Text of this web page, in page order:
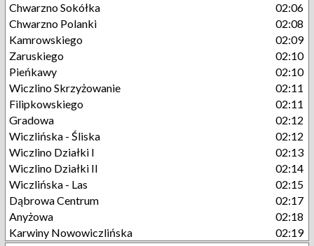
Chwarzno Sokółka
02:06
Chwarzno Polanki
02:08
Kamrowskiego
02:09
Zaruskiego
02:10
Pieńkawy
02:10
Wiczlino Skrzyżowanie
02:11
Filipkowskiego
02:11
Gradowa
02:12
Wiczlińska - Śliska
02:12
Wiczlino Działki I
02:13
Wiczlino Działki II
02:14
Wiczlińska - Las
02:15
Dąbrowa Centrum
02:17
Anyżowa
02:18
Karwiny Nowowiczlińska
02:19